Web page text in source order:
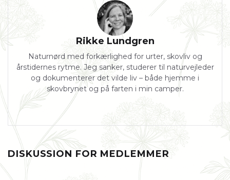
Rikke Lundgren
Naturnørd med forkærlighed for urter, skovliv og
årstidernes rytme. Jeg sanker, studerer til naturvejleder
og dokumenterer det vilde liv – både hjemme i
skovbrynet og på farten i min camper.
DISKUSSION FOR MEDLEMMER